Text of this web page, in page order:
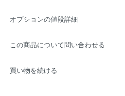
オプションの値段詳細
この商品について問い合わせる
買い物を続ける